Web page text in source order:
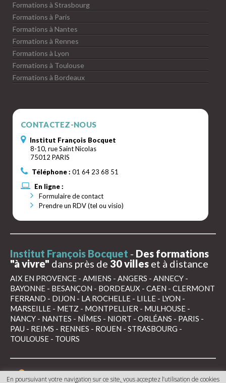
Formations à Strasbourg
Formations à Paris
Formations à Nantes
Formations à Rennes
Formations à Lyon
Formations à Toulouse
Formations à Bordeaux
CONTACTEZ-NOUS
Institut François Bocquet
8-10, rue Saint Nicolas
75012 PARIS
Téléphone : 01 64 23 68 51
En ligne :
Formulaire de contact
Prendre un RDV (tel ou visio)
Institut François Bocquet - Des formations
"à vivre" dans près de 30 villes et à distance
AIX EN PROVENCE - AMIENS - ANGERS - ANNECY -
BAYONNE - BESANÇON - BORDEAUX - CAEN - CLERMONT
FERRAND - DIJON - LA ROCHELLE - LILLE - LYON -
MARSEILLE - METZ - MONTPELLIER - MULHOUSE -
NANCY - NANTES - NÎMES - NIORT - ORLÉANS - PARIS -
PAU - REIMS - RENNES - ROUEN - STRASBOURG -
TOULOUSE - TOURS
Mentions légales
Conditions générales de
En poursuivant votre navigation sur ce site, vous acceptez l’utilisation de cookies